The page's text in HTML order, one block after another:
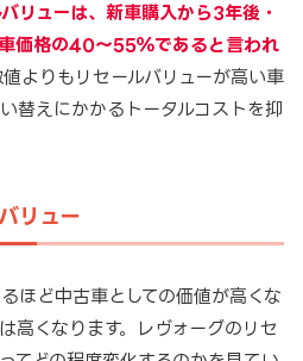
リューは、新車購入から3年後・
価格の40～55％であると言われ
よりもリセールバリューが高い車
替えにかかるトータルコストを抑
リュー
ほど中古車としての価値が高くな
高くなります。レヴォーグのリセ